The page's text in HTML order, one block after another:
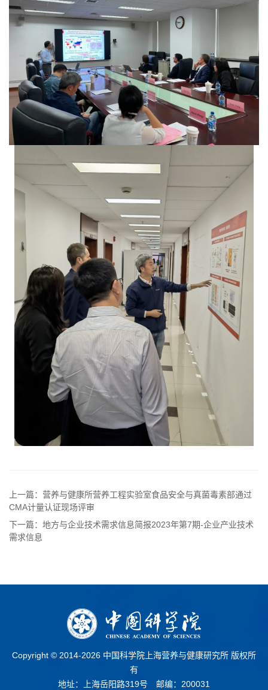
上一篇：营养与健康所营养工程实验室食品安全与真菌毒素部通过
CMA计量认证现场评审
下一篇：地方与企业技术需求信息简报2023年第7期-企业产业技术
需求信息
Copyright © 2014-2026 中国科学院上海营养与健康研究所 版权所
有
地址：上海岳阳路319号 邮编：200031